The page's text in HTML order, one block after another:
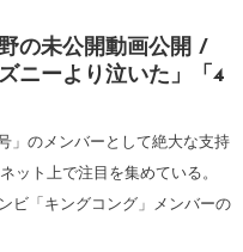
の未公開動画公開 /
ニーより泣いた」「4
」のメンバーとして絶大な支持
ト上で注目を集めている。
ビ「キングコング」メンバーの